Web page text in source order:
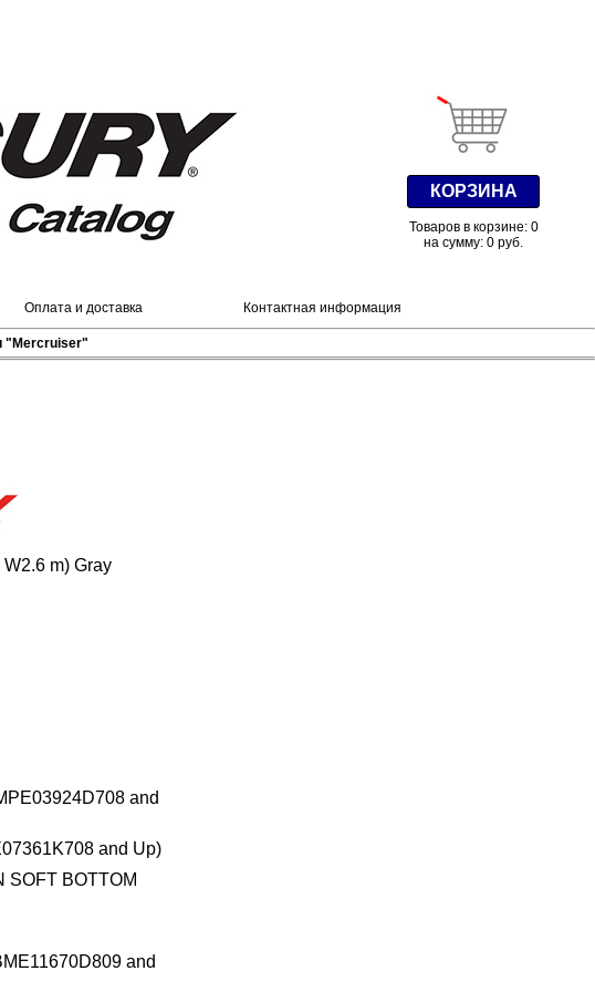
КОРЗИНА
Товаров в корзине: 0
на сумму: 0 руб.
Оплата и доставка Контактная информация
"Mercruiser"
m) Gray
and
and Up)
SOFT BOTTOM
and